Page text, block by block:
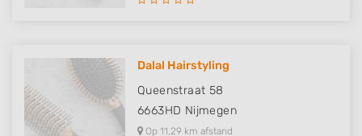
Dalal Hairstyling
Queenstraat 58
6663HD Nijmegen
Op 11,29 km afstand